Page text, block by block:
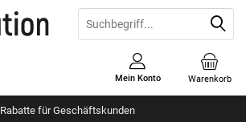
Rabatte für Geschäftskunden
Warenkorb
Mein Konto